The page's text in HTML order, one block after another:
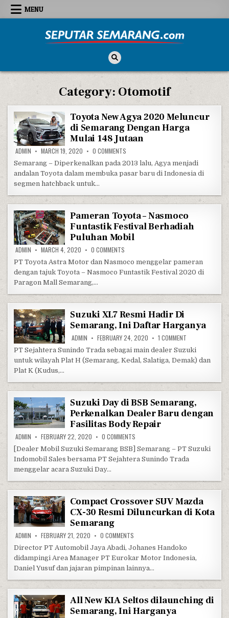
Skip to content
MENU
Category:Otomotif
Toyota New Agya 2020 Meluncur
di Semarang Dengan Harga
Mulai 148 Jutaan
ADMIN MARCH 19, 2020 0 COMMENTS
Semarang – Diperkenalkan pada 2013 lalu, Agya menjadi
andalan Toyota dalam membuka pasar baru di Indonesia di
segmen hatchback untuk…
Pameran Toyota – Nasmoco
Funtastik Festival Berhadiah
Puluhan Mobil
ADMIN MARCH 4, 2020 0 COMMENTS
PT Toyota Astra Motor dan Nasmoco menggelar pameran
dengan tajuk Toyota – Nasmoco Funtastik Festival 2020 di
Paragon Mall Semarang,…
Suzuki XL7 Resmi Hadir Di
Semarang, Ini Daftar Harganya
ADMIN FEBRUARY 24, 2020 1 COMMENT ON SUZUKI XL7
PT Sejahtera Sunindo Trada sebagai main dealer Suzuki
untuk wilayah Plat H (Semarang, Kedal, Salatiga, Demak) dan
Plat K (Kudus,…
Suzuki Day di BSB Semarang,
Perkenalkan Dealer Baru dengan
Fasilitas Body Repair
ADMIN FEBRUARY 22, 2020 0 COMMENTS
[Dealer Mobil Suzuki Semarang BSB] Semarang – PT Suzuki
Indomobil Sales bersama PT Sejahtera Sunindo Trada
menggelar acara Suzuki Day…
Compact Crossover SUV Mazda
CX-30 Resmi Diluncurkan di Kota
Semarang
ADMIN FEBRUARY 21, 2020 0 COMMENTS
Director PT Automobil Jaya Abadi, Johanes Handoko
didampingi Area Manager PT Eurokar Motor Indonesia,
Daniel Yusuf dan jajaran pimpinan lainnya…
All New KIA Seltos dilaunching di
Semarang, Ini Harganya